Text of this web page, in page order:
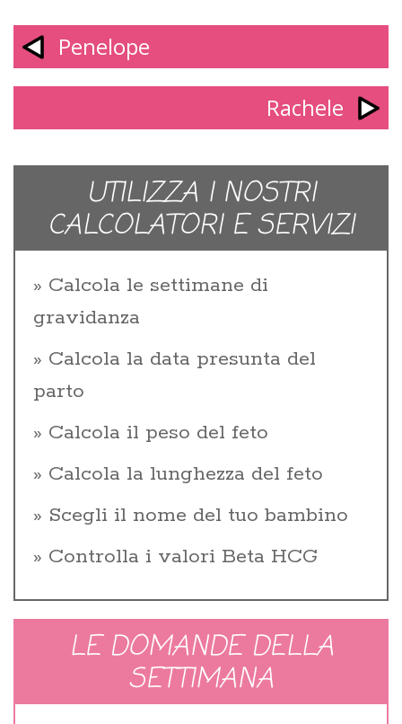
Penelope
Rachele
UTILIZZA I NOSTRI
CALCOLATORI E SERVIZI
Calcola le settimane di
gravidanza
Calcola la data presunta del
parto
Calcola il peso del feto
Calcola la lunghezza del feto
Scegli il nome del tuo bambino
Controlla i valori Beta HCG
LE DOMANDE DELLA
SETTIMANA